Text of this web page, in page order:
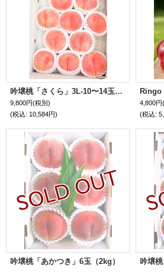
吟壌桃「さくら」3L-10〜14玉 (5kg)
9,800円(税別)
(税込: 10,584円)
Ringo
4,800円
(税込:
吟壌桃「あかつき」6玉（2kg）